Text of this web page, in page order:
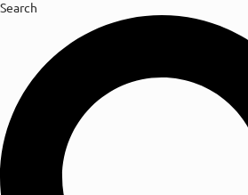
Search